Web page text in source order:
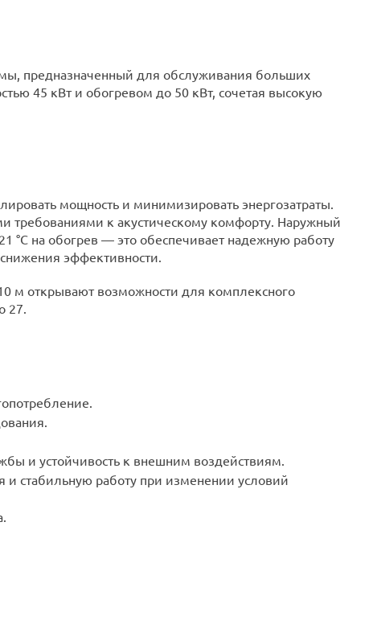
предназначенный для обслуживания больших
45 кВт и обогревом до 50 кВт, сочетая высокую
мощность и минимизировать энергозатраты.
требованиями к акустическому комфорту. Наружный
°C на обогрев — это обеспечивает надежную работу
эффективности.
м открывают возможности для комплексного
27.
и устойчивость к внешним воздействиям.
и стабильную работу при изменении условий